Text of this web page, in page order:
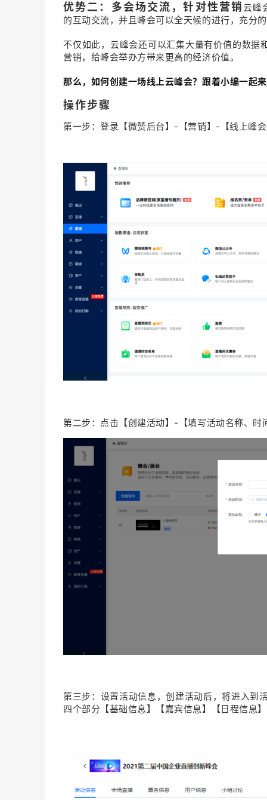
优势二：多会场交流，针对性营销云峰
的互动交流，并且峰会可以全天候的进行，充分
不仅如此，云峰会还可以汇集大量有价值的数
营销，给峰会举办方带来更高的经济价值。
那么，如何创建一场线上云峰会？跟着小编一起
操作步骤
第一步：登录【微赞后台】-【营销】-【线上峰
第二步：点击【创建活动】-【填写活动名称、
第三步：设置活动信息，创建活动后，将进入到
四个部分【基础信息】【嘉宾信息】【日程信息